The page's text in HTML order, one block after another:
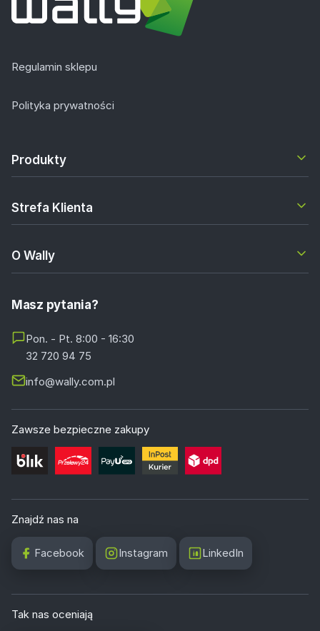
Regulamin sklepu
Polityka prywatności
Produkty
Strefa Klienta
O Wally
Masz pytania?
Pon. - Pt. 8:00 - 16:30
32 720 94 75
info@wally.com.pl
Zawsze bezpieczne zakupy
Znajdź nas na
Facebook Instagram LinkedIn
Tak nas oceniają